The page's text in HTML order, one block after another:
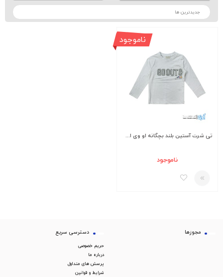
ترتیب
تی شرت آستین بلند بچگانه او وی اس مدل Oeko-tex
ناموجود
ناموجود
مجوزها دسترسی سریع
حریم خصوصی
درباره ما
پرسش های متداول
شرایط و قوانین